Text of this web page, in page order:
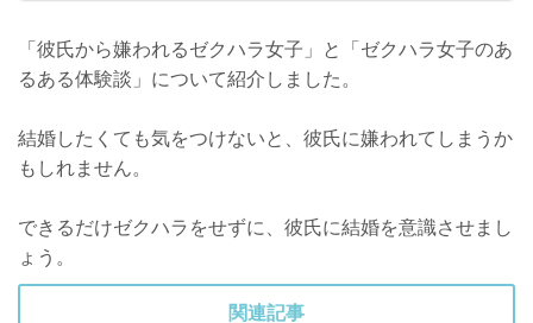
「彼氏から嫌われるゼクハラ女子」と「ゼクハラ女子のあ
るある体験談」について紹介しました。
結婚したくても気をつけないと、彼氏に嫌われてしまうか
もしれません。
できるだけゼクハラをせずに、彼氏に結婚を意識させまし
ょう。
関連記事